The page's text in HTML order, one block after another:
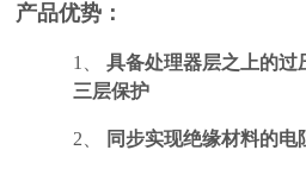
产品优势：
1、具备处理器层之上的过
三层保护
2、 同步实现绝缘材料的电